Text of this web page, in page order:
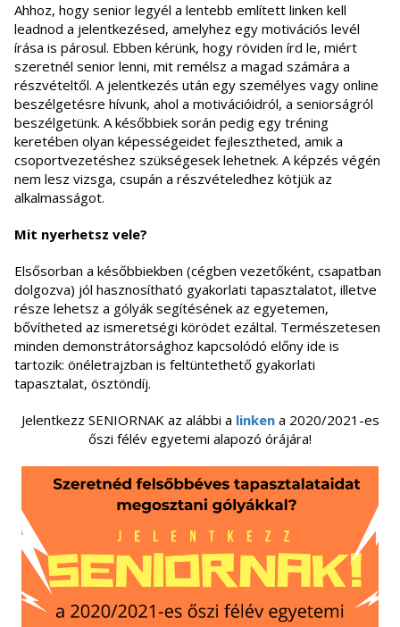
Ahhoz, hogy senior legyél a lentebb említett linken kell
leadnod a jelentkezésed, amelyhez egy motivációs levél
írása is párosul. Ebben kérünk, hogy röviden írd le, miért
szeretnél senior lenni, mit remélsz a magad számára a
részvételtől. A jelentkezés után egy személyes vagy online
beszélgetésre hívunk, ahol a motivációidról, a seniorságról
beszélgetünk. A későbbiek során pedig egy tréning
keretében olyan képességeidet fejlesztheted, amik a
csoportvezetéshez szükségesek lehetnek. A képzés végén
nem lesz vizsga, csupán a részvételedhez kötjük az
alkalmasságot.
Mit nyerhetsz vele?
Elsősorban a későbbiekben (cégben vezetőként, csapatban
dolgozva) jól hasznosítható gyakorlati tapasztalatot, illetve
része lehetsz a gólyák segítésének az egyetemen,
bővítheted az ismeretségi körödet ezáltal. Természetesen
minden demonstrátorsághoz kapcsolódó előny ide is
tartozik: önéletrajzban is feltüntethető gyakorlati
tapasztalat, ösztöndíj.
Jelentkezz SENIORNAK az alábbi a linkena 2020/2021-es
őszi félév egyetemi alapozó órájára!